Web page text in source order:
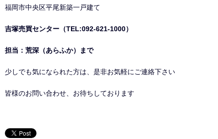
福岡市中央区平尾新築一戸建て
吉塚売買センター（TEL:092-621-1000）
担当：荒深（あらふか）まで
少しでも気になられた方は、是非お気軽にご連絡下さい
皆様のお問い合わせ、お待ちしております